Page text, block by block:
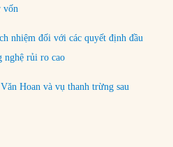
vốn
nhiệm đối với các quyết định đầu
nghệ rủi ro cao
Hoan và vụ thanh trừng sau